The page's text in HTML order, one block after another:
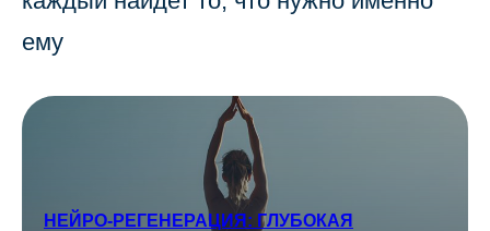
ему
НЕЙРО-РЕГЕНЕРАЦИЯ: ГЛУБОКАЯ